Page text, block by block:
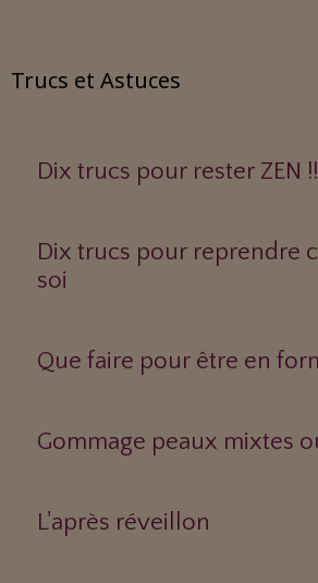
Trucs et Astuces
Dix trucs pour rester ZEN
Dix trucs pour reprendre
soi
Que faire pour être en
Gommage peaux mixtes
L'après réveillon